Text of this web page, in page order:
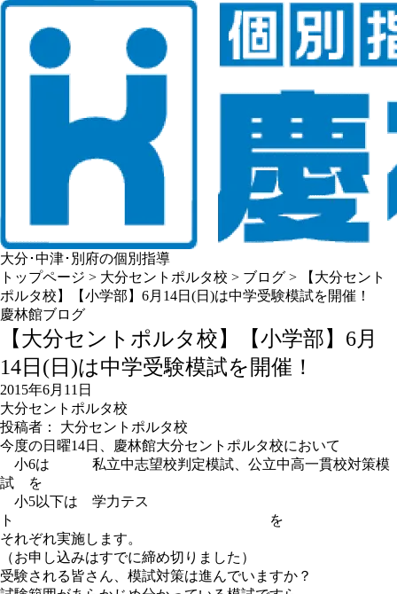
大分･中津･別府の個別指導
トップページ > 大分セントポルタ校 > ブログ >
【大分セント
ポルタ校】【小学部】6月14日(日)は中学受験模試を開催！
慶林館ブログ
【大分セントポルタ校】【小学部】6月
14日(日)は中学受験模試を開催！
2015年6月11日
大分セントポルタ校
投稿者： 大分セントポルタ校
今度の日曜14日、慶林館大分セントポルタ校において
小6は 私立中志望校判定模試、公立中高一貫校対策模
試 を
小5以下は 学力テス
ト を
それぞれ実施します。
（お申し込みはすでに締め切りました）
受験される皆さん、模試対策は進んでいますか？